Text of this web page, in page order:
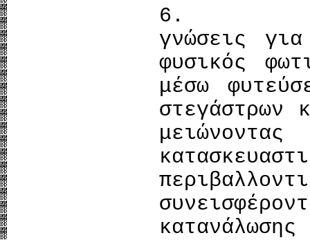
6.
γνώσεις
φυσικός
μέσω
στεγάστρων